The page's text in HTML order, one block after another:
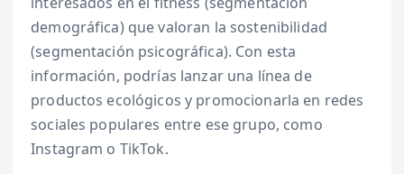
demográfica) que valoran la sostenibilidad
(segmentación psicográfica). Con esta
información, podrías lanzar una línea de
productos ecológicos y promocionarla en redes
sociales populares entre ese grupo, como
Instagram o TikTok.